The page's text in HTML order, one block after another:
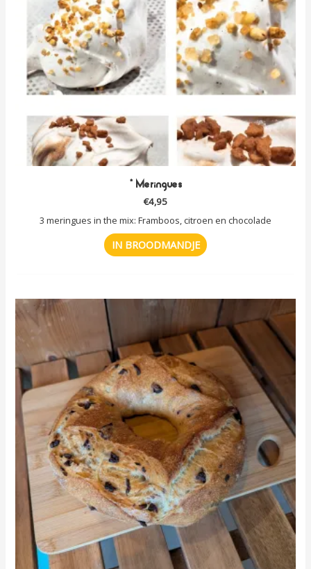
* Meringues
€4,95
3 meringues in the mix: Framboos, citroen en chocolade
IN BROODMANDJE